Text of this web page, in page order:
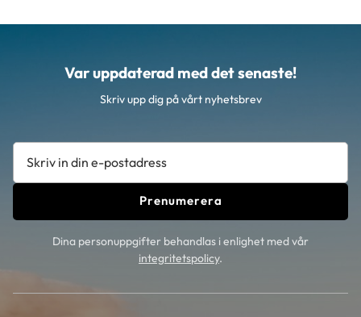
Var uppdaterad med det senaste!
Skriv upp dig på vårt nyhetsbrev
Prenumerera
Dina personuppgifter behandlas i enlighet med vår
integritetspolicy.